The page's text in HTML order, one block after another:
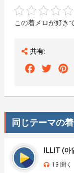
この着メロが好き
共有:
Facebook
同じテーマの
ILLIT (
13 聞く